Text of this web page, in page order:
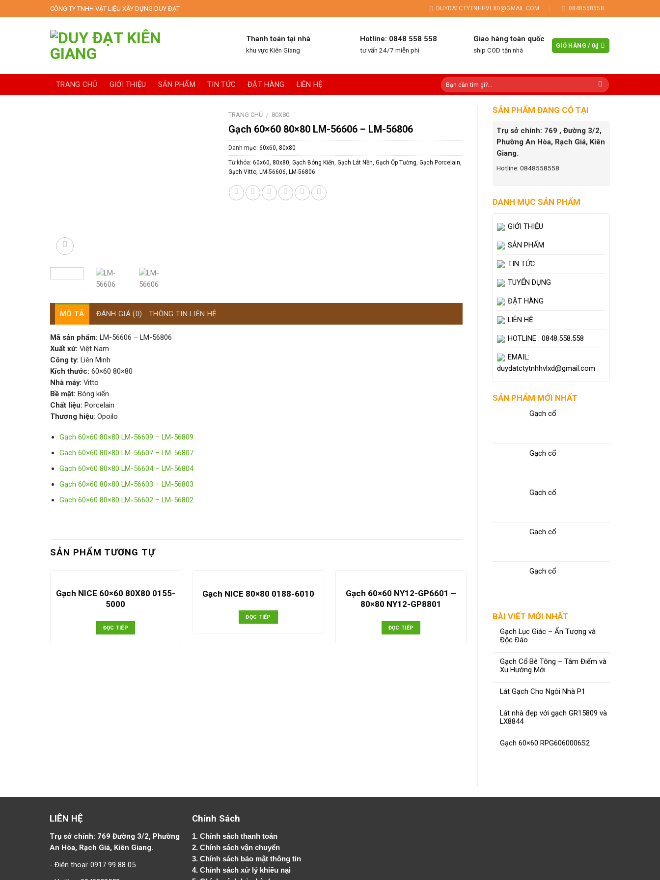
to
CÔNG TY TNHH VẬT LIỆU XÂY DỰNG DUY ĐẠT DUYDATCTYTNHHVLXD@GMAIL.COM 0848558558
Thanh toán tại nhà
khu vực Kiên Giang
Hotline: 0848 558 558
tư vấn 24/7 miễn phí
Giao hàng toàn quốc
ship COD tận nhà
GIỎ HÀNG / 0₫
TRANG CHỦ GIỚI THIỆU SẢN PHẨM TIN TỨC ĐẶT HÀNG LIÊN HỆ
TRANG CHỦ / 80X80
Gạch 60×60 80×80 LM-56606 – LM-56806
Danh mục: 60x60, 80x80
Từ khóa: 60x60, 80x80, Gạch Bóng Kiến, Gạch Lát Nền, Gạch Ốp Tường, Gạch Porcelain,
Gạch Vitto, LM-56606, LM-56806
MÔ TẢ ĐÁNH GIÁ (0) THÔNG TIN LIÊN HỆ
Mã sản phẩm: LM-56606 – LM-56806
Xuất xứ: Việt Nam
Công ty: Liên Minh
Kích thước: 60×60 80×80
Nhà máy: Vitto
Bề mặt: Bóng kiến
Chất liệu: Porcelain
Thương hiệu: Opoilo
Gạch 60×60 80×80 LM-56609 – LM-56809
Gạch 60×60 80×80 LM-56607 – LM-56807
Gạch 60×60 80×80 LM-56604 – LM-56804
Gạch 60×60 80×80 LM-56603 – LM-56803
Gạch 60×60 80×80 LM-56602 – LM-56802
SẢN PHẨM TƯƠNG TỰ
Gạch NICE 60×60 80X80 0155-
5000
ĐỌC TIẾP
Gạch NICE 80×80 0188-6010
ĐỌC TIẾP
Gạch 60×60 NY12-GP6601 –
80×80 NY12-GP8801
ĐỌC TIẾP
Gạch 80×80 Viglacera NY16-
ĐỌC TIẾP
SẢN PHẨM ĐANG CÓ TẠI
Trụ sở chính: 769 , Đường 3/2,
Phường An Hòa, Rạch Giá, Kiên
Giang.
Hotline: 0848558558
DANH MỤC SẢN PHẨM
GIỚI THIỆU
SẢN PHẨM
TIN TỨC
TUYỂN DỤNG
ĐẶT HÀNG
LIÊN HỆ
HOTLINE : 0848.558.558
EMAIL:
duydatctytnhhvlxd@gmail.com
SẢN PHẨM MỚI NHẤT
Gạch cổ
Gạch cổ
Gạch cổ
Gạch cổ
Gạch cổ
BÀI VIẾT MỚI NHẤT
Gạch Lục Giác – Ấn Tượng và
Độc Đáo
Gạch Cổ Bê Tông – Tâm Điểm và
Xu Hướng Mới
Lát Gạch Cho Ngôi Nhà P1
Lát nhà đẹp với gạch GR15809 và
LX8844
Gạch 60×60 RPG6060006S2
LIÊN HỆ
Trụ sở chính: 769 Đường 3/2, Phường
An Hòa, Rạch Giá, Kiên Giang.
- Điện thoại: 0917 99 88 05
Chính Sách
1.Chính sách thanh toán
2.Chính sách vận chuyển
3. Chính sách bảo mật thông tin
4.Chính sách xử lý khiếu nại